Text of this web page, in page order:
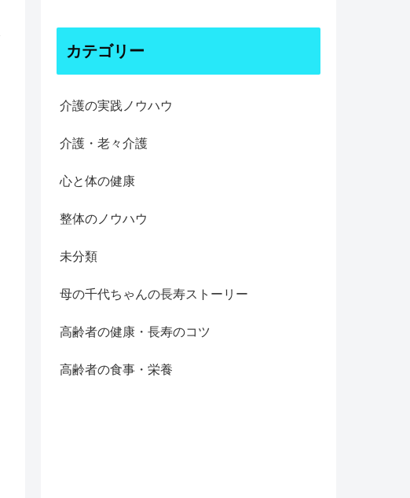
カテゴリー
介護の実践ノウハウ
介護・老々介護
心と体の健康
整体のノウハウ
未分類
母の千代ちゃんの長寿ストーリー
高齢者の健康・長寿のコツ
高齢者の食事・栄養